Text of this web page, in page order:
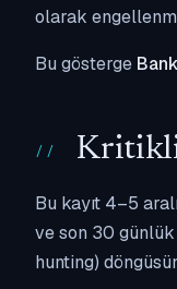
olarak
Bu gösterge
Bu kayıt 4–5
ve son 30
hunting)